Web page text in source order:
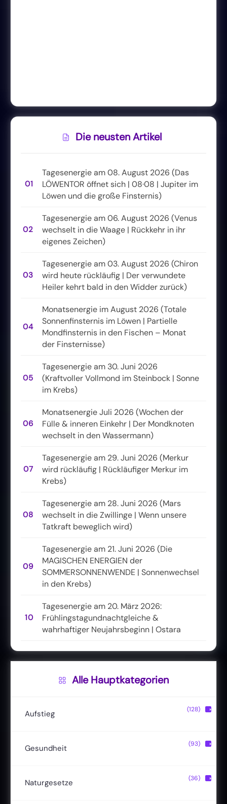
Die neusten Artikel
01
Tagesenergie am 08. August 2026 (Das
LÖWENTOR öffnet sich | 08·08 | Jupiter im
Löwen und die große Finsternis)
02
Tagesenergie am 06. August 2026 (Venus
wechselt in die Waage | Rückkehr in ihr
eigenes Zeichen)
03
Tagesenergie am 03. August 2026 (Chiron
wird heute rückläufig | Der verwundete
Heiler kehrt bald in den Widder zurück)
04
Monatsenergie im August 2026 (Totale
Sonnenfinsternis im Löwen | Partielle
Mondfinsternis in den Fischen – Monat
der Finsternisse)
05
Tagesenergie am 30. Juni 2026
(Kraftvoller Vollmond im Steinbock | Sonne
im Krebs)
06
Monatsenergie Juli 2026 (Wochen der
Fülle & inneren Einkehr | Der Mondknoten
wechselt in den Wassermann)
07
Tagesenergie am 29. Juni 2026 (Merkur
wird rückläufig | Rückläufiger Merkur im
Krebs)
08
Tagesenergie am 28. Juni 2026 (Mars
wechselt in die Zwillinge | Wenn unsere
Tatkraft beweglich wird)
09
Tagesenergie am 21. Juni 2026 (Die
MAGISCHEN ENERGIEN der
SOMMERSONNENWENDE | Sonnenwechsel
in den Krebs)
10
Tagesenergie am 20. März 2026:
Frühlingstagundnachtgleiche &
wahrhaftiger Neujahrsbeginn | Ostara
Alle Hauptkategorien
Aufstieg
Christusbewusstsein (20)
(11)
(128) ▶
Gesundheit
Entgiftung (13)
(93) ▶
Naturgesetze (36) ▶